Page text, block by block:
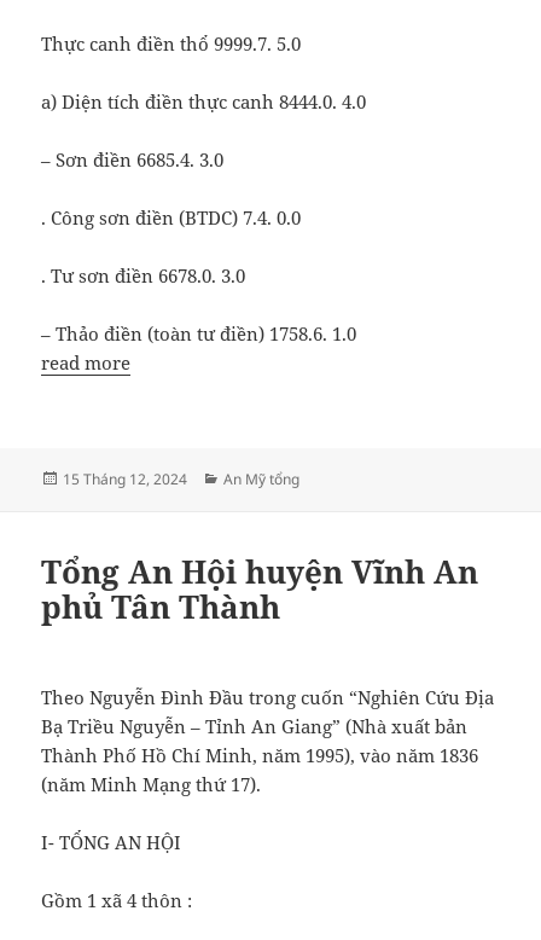
Thực canh điền thổ 9999.7. 5.0
a) Diện tích điền thực canh 8444.0. 4.0
– Sơn điền 6685.4. 3.0
. Công sơn điền (BTDC) 7.4. 0.0
. Tư sơn điền 6678.0. 3.0
– Thảo điền (toàn tư điền) 1758.6. 1.0
read more
Đăng
15 Tháng 12, 2024
Danh
An Mỹ tổng
Tổng An Hội huyện Vĩnh An
phủ Tân Thành
Theo Nguyễn Đình Đầu trong cuốn “Nghiên Cứu Địa
Bạ Triều Nguyễn – Tỉnh An Giang” (Nhà xuất bản
Thành Phố Hồ Chí Minh, năm 1995), vào năm 1836
(năm Minh Mạng thứ 17).
I- TỔNG AN HỘI
Gồm 1 xã 4 thôn :